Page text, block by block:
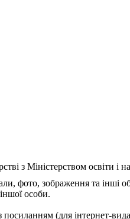
з Міністерством освіти
фото, зображення та інші
особи.
посиланням (для інтернет-